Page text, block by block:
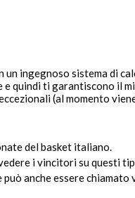
ingegnoso sistema di
quindi ti garantiscono il
(al momento
del basket italiano.
i vincitori su questi
anche essere